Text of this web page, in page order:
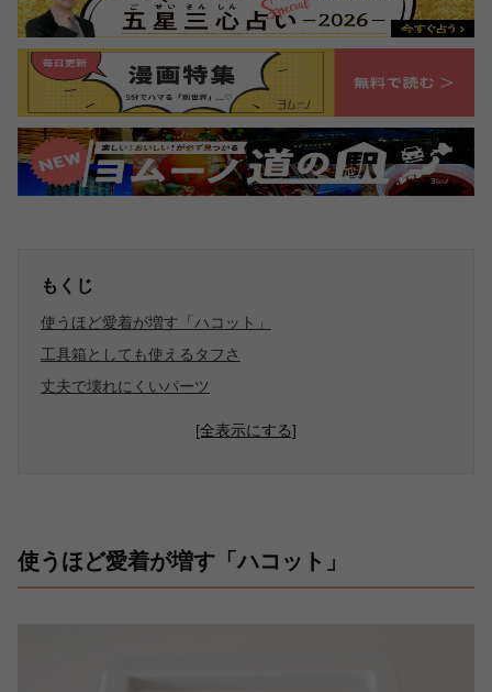
もくじ
使うほど愛着が増す「ハコット」
工具箱としても使えるタフさ
丈夫で壊れにくいパーツ
[全表示にする]
使うほど愛着が増す「ハコット」